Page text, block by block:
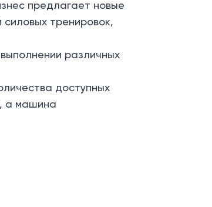
предлагает новые
тренировок,
различных
доступных
а машина